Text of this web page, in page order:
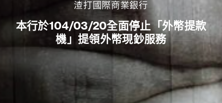
渣打國際商業銀行
本行於104/03/20全面停止「外幣提款
機」提領外幣現鈔服務